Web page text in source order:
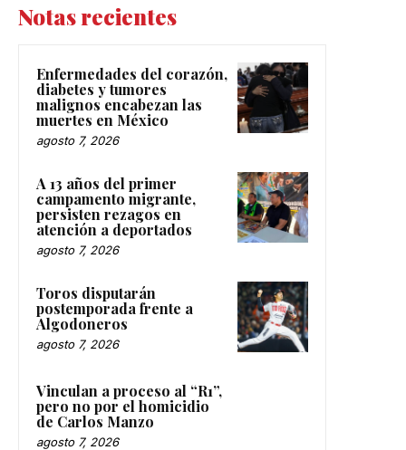
Notas recientes
Enfermedades del corazón,
diabetes y tumores
malignos encabezan las
muertes en México
agosto 7, 2026
A 13 años del primer
campamento migrante,
persisten rezagos en
atención a deportados
agosto 7, 2026
Toros disputarán
postemporada frente a
Algodoneros
agosto 7, 2026
Vinculan a proceso al “R1”,
pero no por el homicidio
de Carlos Manzo
agosto 7, 2026